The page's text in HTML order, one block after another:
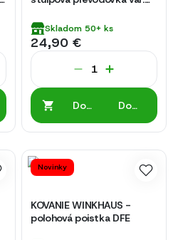
FFH 560-800 mm
Skladom 50+ ks
24,90 €
Do
Do
Novinky
KOVANIE WINKHAUS -
polohová poistka DFE